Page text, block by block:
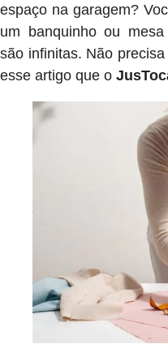
espaço na garagem?
um banquinho ou
são infinitas. Não
esse artigo que o